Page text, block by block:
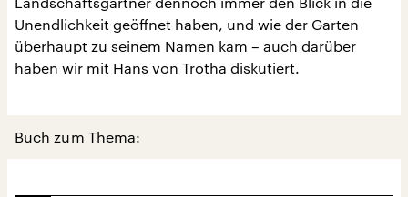
Unendlichkeit geöffnet haben, und wie der Garten
überhaupt zu seinem Namen kam – auch darüber
haben wir mit Hans von Trotha diskutiert.
Buch zum Thema: